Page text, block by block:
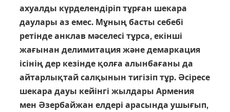
ахуалды күрделендіріп тұрған шекара
даулары аз емес. Мұның басты себебі
ретінде анклав мәселесі тұрса, екінші
жағынан делимитация және демаркация
ісінің дер кезінде қолға алынбағаны да
айтарлықтай салқынын тигізіп тұр. Әсіресе
шекара дауы кейінгі жылдары Армения
мен Әзербайжан елдері арасында ушығып,